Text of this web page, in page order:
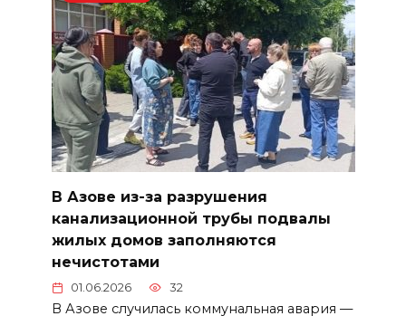
В Азове из-за разрушения
канализационной трубы подвалы
жилых домов заполняются
нечистотами
01.06.2026 32
В Азове случилась коммунальная авария —